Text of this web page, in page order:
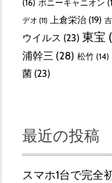
(16) ポニーキャニオン
デオ (11) 上倉栄治 (19)
ウイルス (23) 東宝
浦幹三 (28) 松竹 (14)
菌 (23)
最近の投稿
スマホ1台で完全